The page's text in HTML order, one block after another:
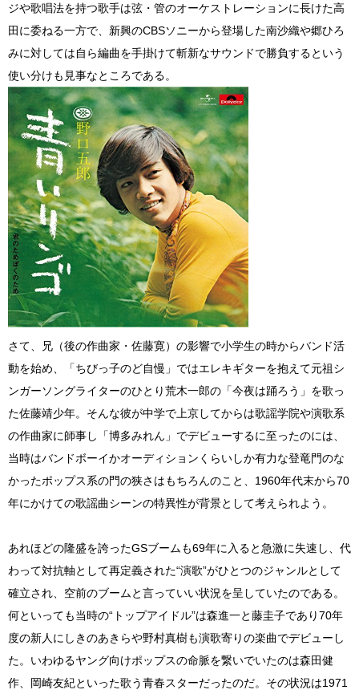
ジや歌唱法を持つ歌手は弦・管のオーケストレーションに長けた高
田に委ねる一方で、新興のCBSソニーから登場した南沙織や郷ひろ
みに対しては自ら編曲を手掛けて斬新なサウンドで勝負するという
使い分けも見事なところである。
さて、兄（後の作曲家・佐藤寛）の影響で小学生の時からバンド活
動を始め、「ちびっ子のど自慢」ではエレキギターを抱えて元祖シ
ンガーソングライターのひとり荒木一郎の「今夜は踊ろう」を歌っ
た佐藤靖少年。そんな彼が中学で上京してからは歌謡学院や演歌系
の作曲家に師事し「博多みれん」でデビューするに至ったのには、
当時はバンドボーイかオーディションくらいしか有力な登竜門のな
かったポップス系の門の狭さはもちろんのこと、1960年代末から70
年にかけての歌謡曲シーンの特異性が背景として考えられよう。
あれほどの隆盛を誇ったGSブームも69年に入ると急激に失速し、代
わって対抗軸として再定義された“演歌”がひとつのジャンルとして
確立され、空前のブームと言っていい状況を呈していたのである。
何といっても当時の“トップアイドル”は森進一と藤圭子であり70年
度の新人にしきのあきらや野村真樹も演歌寄りの楽曲でデビューし
た。いわゆるヤング向けポップスの命脈を繋いでいたのは森田健
作、岡崎友紀といった歌う青春スターだったのだ。その状況は1971